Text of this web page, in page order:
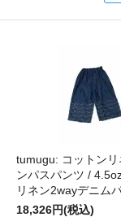
tumugu: コットンリ
ンパスパンツ /
リネン2wayデニム
18,326円(税込)